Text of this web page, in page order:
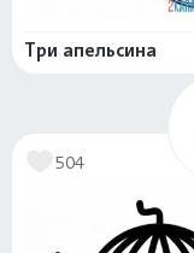
Три апельсина
504